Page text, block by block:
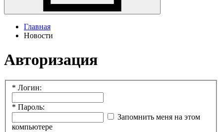
Главная
Новости
Авторизация
* Логин:
* Пароль:
Запомнить меня на этом
компьютере